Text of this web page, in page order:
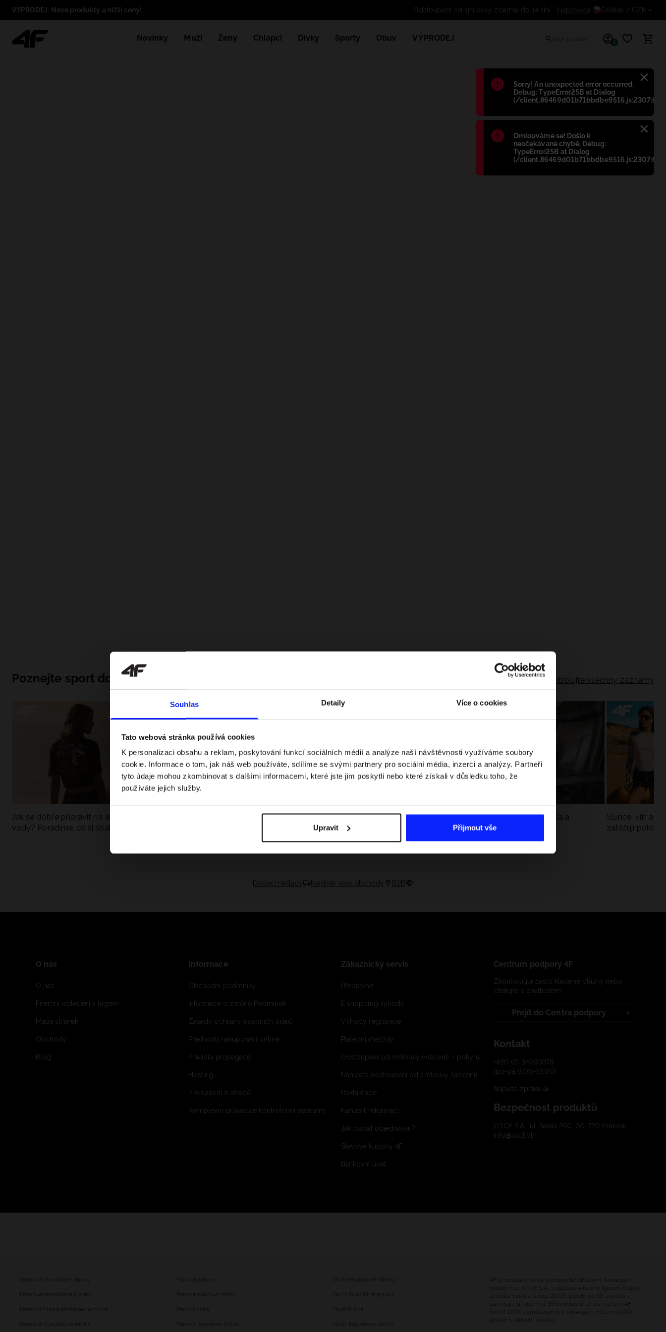
Souhlas Detaily Více o cookies
Tato webová stránka používá cookies
K personalizaci obsahu a reklam, poskytování funkcí sociálních médií a analýze naší návštěvnosti využíváme soubory
cookie. Informace o tom, jak náš web používáte, sdílíme se svými partnery pro sociální média, inzerci a analýzy. Partneři
tyto údaje mohou zkombinovat s dalšími informacemi, které jste jim poskytli nebo které získali v důsledku toho, že
používáte jejich služby.
Upravit Přijmout vše
Błąd:
Sorry! An unexpected error occurred.
Debug: TypeError25B at Dialog
(/
Błąd:
Omlouváme se! Došlo k
neočekávané chybě. Debug:
TypeError25B at Dialog
(/
VÝPRODEJ: Nové produkty a nižší ceny! Odstoupení od smlouvy zdarma do 14 dní
Nápověda Čeština / CZK
Novinky Muži Ženy Chlapci Dívky Sporty Obuv VÝPRODEJ 1
Poznejte sport do hloubky Zkontrolujte všechny záznamy
Jak se dobře připravit na aktivní den u
vody? Poradíme, co si sbalit
UFC - Co to je a jaké jsou váhové
Formule 1 v kraťasech: pravidla, časy
závodů, rekordy a nejlepší jezdci F1
Jak si sbalit batoh do letadla a
nepřekročit limity?
Slunce, vítr a
zatěžují
Dodací náklady Najděte naše obchody B2B
O nás
O nás
Firemní oblečení s logem
Mapa stránek
Obchody
Blog
Informace
Obchodní podmínky
Informace o změně Podmínek
Zásady ochrany osobních údajů
Přednosti nakupování online
Pravidla propagace
Hosting
Prohlášení o shodě
Komplexní průvodce kontrolními seznamy
Zákaznický servis
Přepravné
E shopping vyhody
Výhody registrace
Platební metody
Odstoupení od smlouvy (vrácení) – pokyny
Nahlaste odstoupení od smlouvy (vrácení)
Reklamace
Nahlásit reklamaci
Jak podat objednávku?
Slevové kupóny 4F
Bankovní účet
Centrum podpory 4F
Zkontrolujte často kladené otázky nebo
chatujte s chatbotem:
Přejít do Centra podpory
Kontakt
+420 (2) 34093878
(po-pá 9:00-16:00)
Napište zprávu
Bezpečnost produktů
OTCF S.A., ul. Saska 25C, 30-720 Kraków
info@otcf.pl